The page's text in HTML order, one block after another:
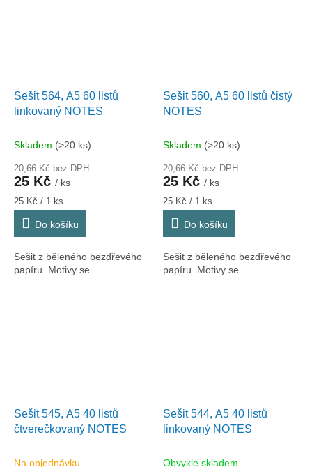
Sešit 564, A5 60 listů
linkovaný NOTES
Skladem (>20 ks)
20,66 Kč bez DPH
25 Kč / ks
Měrná
cena:
25 Kč / 1 ks
Do košíku
Sešit z běleného bezdřevého
papíru. Motivy se...
Sešit 560, A5 60 listů čistý
NOTES
Skladem (>20 ks)
20,66 Kč bez DPH
25 Kč / ks
Měrná
cena:
25 Kč / 1 ks
Do košíku
Sešit z běleného bezdřevého
papíru. Motivy se...
Sešit 545, A5 40 listů
čtverečkovaný NOTES
Na objednávku
Sešit 544, A5 40 listů
linkovaný NOTES
Obvykle skladem